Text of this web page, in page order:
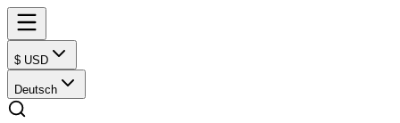
$ USD
Deutsch